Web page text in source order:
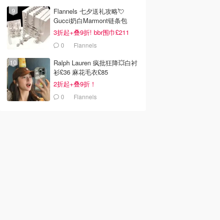
Flannels 七夕送礼攻略💘
Gucci奶白Marmont链条包
£719
3折起+叠9折! bbr围巾£211
0 Flannels
Ralph Lauren 疯批狂降💥白衬
衫£36 麻花毛衣£85
2折起+叠9折！
0 Flannels